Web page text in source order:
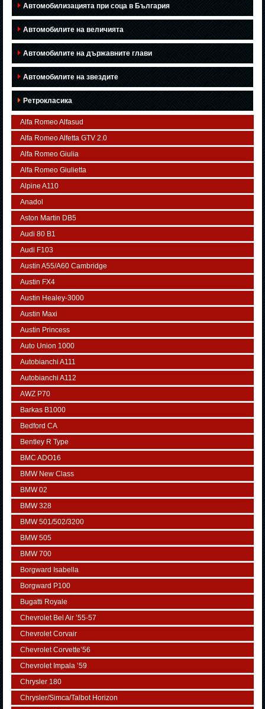
Автомобилизацията при соца в България
Автомобилите на величията
Автомобилите на държавните глави
Автомобилите на звездите
Ретрокласика
Alfa Romeo Alfasud
Alfa Romeo Alfetta GTV 2.0
Alfa Romeo Giulia
Alfa Romeo Giulietta
Alpine A110
Anadol
Aston Martin DB5
Audi 80 B1
Audi F103
Austin A55/A60 Cambridge
Austin FX4
Austin Healey-3000
Austin Maxi
Austin Princess
Auto Union 1000
Autobianchi A111
Autobianchi A112
AWZ P70
Barkas B1000
Bedford CA
Bentley R Type
BMC ADO16
BMW New Class
BMW 02
BMW 328
BMW 501/502/3200
BMW 505
BMW 700
Borgward Isabella
Borgward P100
Bugatti Royale
Chevrolet Bel Air ’55-57
Chevrolet Corvair
Chevrolet Corvette’56
Chevrolet Impala ’59
Chrysler 180
Chrysler/Simca/Talbot Horizon